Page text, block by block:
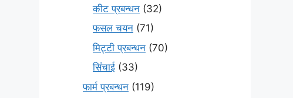
कीट प्रबन्धन (32)
फसल चयन (71)
मि‌ट्टी प्रबन्धन (70)
सिंचाई (33)
फार्म प्रबन्धन (119)